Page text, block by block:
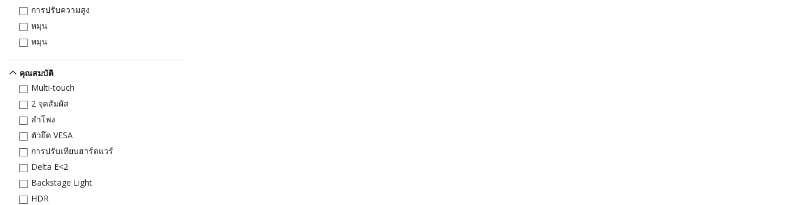
การปรับความสูง
หมุน
หมุน
คุณสมบัติ
Multi-touch
2 จุดสัมผัส
ลำโพง
ตัวยึด VESA
การปรับเทียบฮาร์ดแวร์
Delta E<2
Backstage Light
HDR